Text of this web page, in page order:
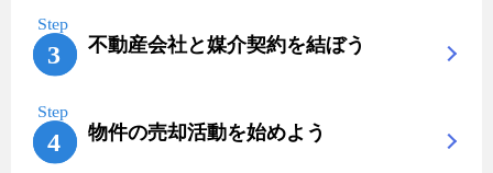
不動産会社と媒介契約を結ぼう
物件の売却活動を始めよう